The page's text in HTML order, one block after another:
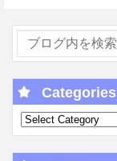
Categories